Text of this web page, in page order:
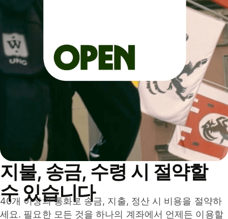
지불, 송금, 수령 시 절약할
수 있습니다
40개 이상의 통화로 송금, 지출, 정산 시 비용을 절약하
세요. 필요한 모든 것을 하나의 계좌에서 언제든 이용할